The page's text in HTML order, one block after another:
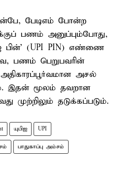
பேடிஎம் போன்ற
பணம் அனுப்பும்போது,
பின்' (UPI PIN) எண்ணை
பணம் பெறுபவரின்
அசல்
இதன் மூலம் தவறான
முற்றிலும் தடுக்கப்படும்.
யுபிஐ UPI
பாதுகாப்பு அம்சம்